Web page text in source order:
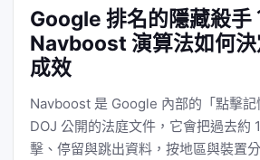
Google 排名的隱藏殺手
Navboost 演算法如何決
成效
Navboost 是 Google 內部的「點擊
DOJ 公開的法庭文件，它會把過去約
擊、停留與跳出資料，按地區與裝置